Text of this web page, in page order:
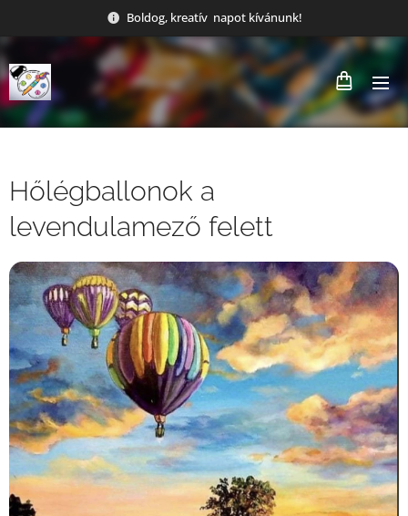
Boldog, kreatív napot kívánunk!
Hőlégballonok a
levendulamező felett